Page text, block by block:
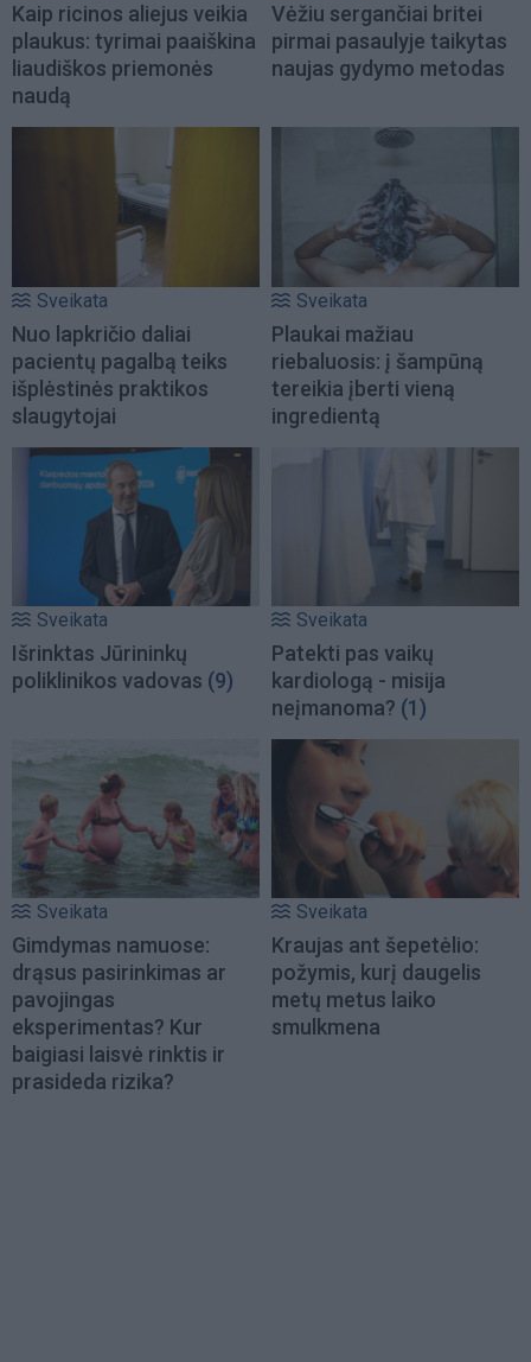
Kaip ricinos aliejus veikia
plaukus: tyrimai paaiškina
liaudiškos priemonės
naudą
Vėžiu sergančiai britei
pirmai pasaulyje taikytas
naujas gydymo metodas
Sveikata
Nuo lapkričio daliai
pacientų pagalbą teiks
išplėstinės praktikos
slaugytojai
Sveikata
Plaukai mažiau
riebaluosis: į šampūną
tereikia įberti vieną
ingredientą
Sveikata
Išrinktas Jūrininkų
poliklinikos vadovas (9)
Sveikata
Patekti pas vaikų
kardiologą - misija
neįmanoma? (1)
Sveikata
Gimdymas namuose:
drąsus pasirinkimas ar
pavojingas
eksperimentas? Kur
baigiasi laisvė rinktis ir
prasideda rizika?
Sveikata
Kraujas ant šepetėlio:
požymis, kurį daugelis
metų metus laiko
smulkmena